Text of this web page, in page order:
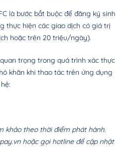
là bước bắt buộc để đăng ký sinh
thực hiện các giao dịch có giá trị
hoặc trên 20 triệu/ngày).
trọng trong quá trình xác thực
khăn khi thao tác trên ứng dụng
khảo theo thời điểm phát hành.
hoặc gọi hotline để cập nhật